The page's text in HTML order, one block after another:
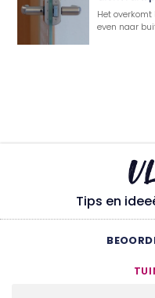
Het
even naar
Tips en